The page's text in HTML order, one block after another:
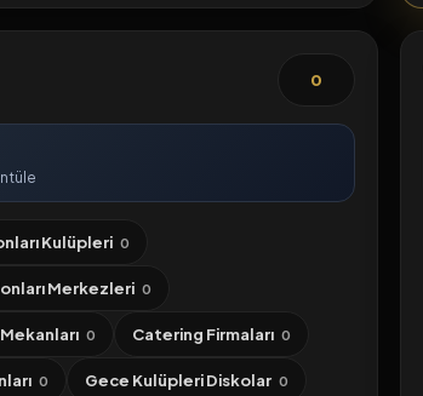
0
Kulüpleri 0
Merkezleri 0
0 Catering Firmaları 0
0 Gece Kulüpleri Diskolar 0